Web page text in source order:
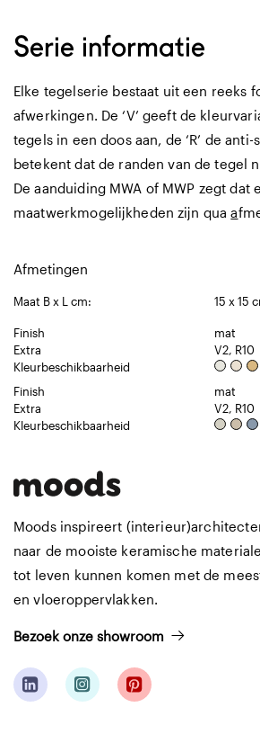
Serie informatie
Elke tegelserie bestaat uit een reeks
afwerkingen. De ‘V’ geeft de
tegels in een doos aan, de ‘R’ de anti-
betekent dat de randen van de tegel
De aanduiding MWA of MWP zegt dat
maatwerkmogelijkheden zijn quaa
Afmetingen
Maat B x L cm: 15 x 15
Finish
mat
Extra
V2, R10
Kleurbeschikbaarheid
Finish
mat
Extra
V2, R10
Kleurbeschikbaarheid
Moods inspireert
naar de mooiste keramische
tot leven kunnen komen met de
en vloeroppervlakken.
Bezoek onze showroom